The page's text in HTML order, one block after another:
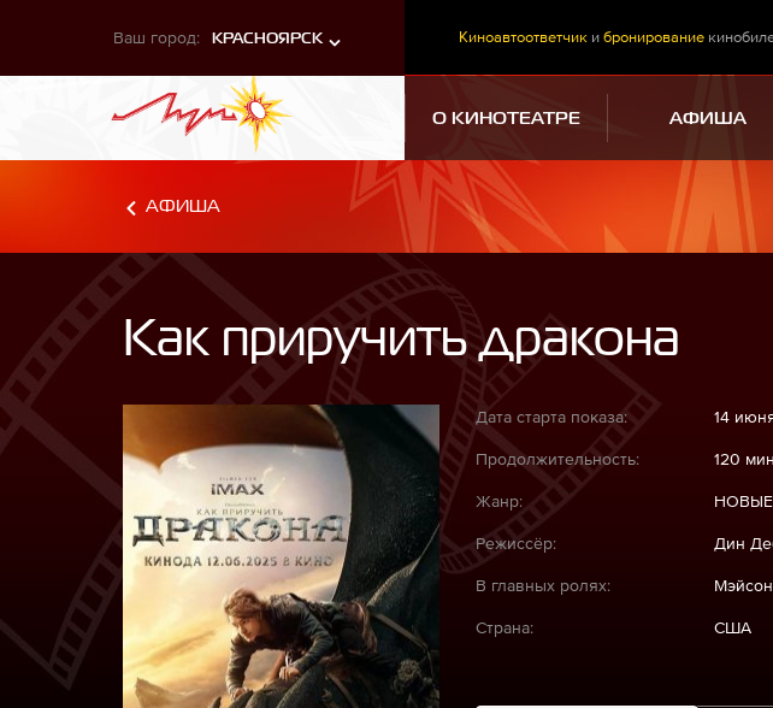
Ваш город: КРАСНОЯРСК Киноавтоответчик и бронирование
О КИНОТЕАТРЕ АФИША
АФИША
Как приручить дракона
Дата старта показа: 14
Продолжительность: 120
Жанр:
Режиссёр: Дин
В главных ролях:
Страна: США